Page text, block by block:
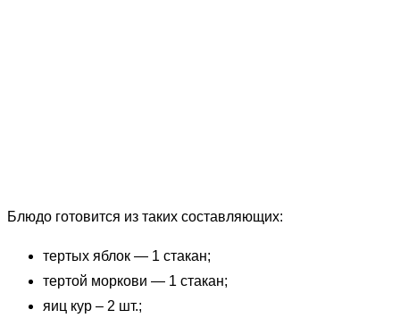
Блюдо готовится из таких составляющих:
тертых яблок — 1 стакан;
тертой моркови — 1 стакан;
яиц кур – 2 шт.;